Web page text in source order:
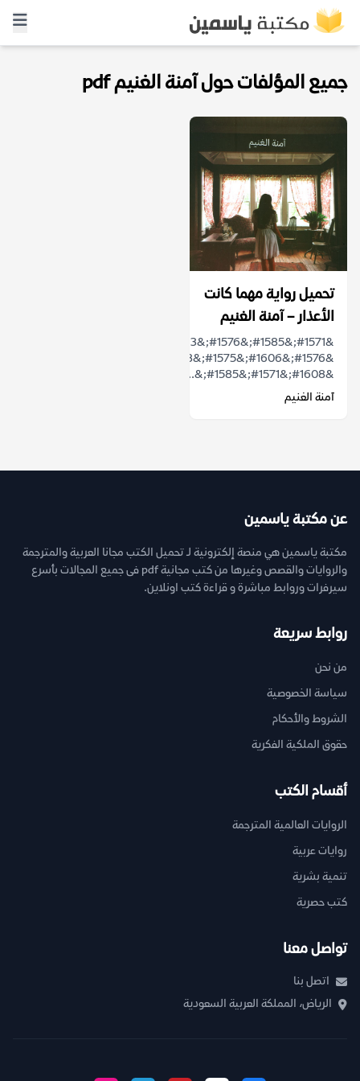
جميع المؤلفات حول آمنة الغنيم pdf
تحميل رواية مهما كانت
الأعذار – آمنة الغنيم
&#1608;&#1571;&#1585;&...
آمنة الغنيم
عن مكتبة ياسمين
مكتبة ياسمين هي منصة إلكترونية لـ تحميل الكتب مجانا العربية والمترجمة
والروايات والقصص وغيرها من كتب مجانية pdf فى جميع المجالات بأسرع
سيرفرات وروابط مباشرة و قراءة كتب اونلاين.
روابط سريعة
من نحن
سياسة الخصوصية
الشروط والأحكام
حقوق الملكية الفكرية
أقسام الكتب
الروايات العالمية المترجمة
روايات عربية
تنمية بشرية
كتب حصرية
تواصل معنا
اتصل بنا
الرياض، المملكة العربية السعودية